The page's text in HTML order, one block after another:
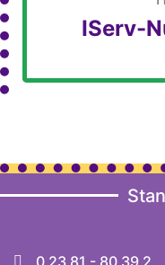
IServ-
0 23 81 - 80 39 2